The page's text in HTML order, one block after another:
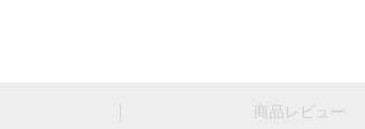
商品レビュー